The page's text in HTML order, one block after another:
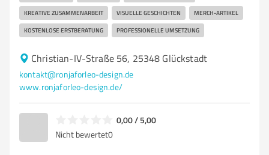
KREATIVE ZUSAMMENARBEIT VISUELLE GESCHICHTEN MERCH-ARTIKEL
KOSTENLOSE ERSTBERATUNG PROFESSIONELLE UMSETZUNG
Christian-IV-Straße 56, 25348 Glückstadt
kontakt@ronjaforleo-design.de
www.ronjaforleo-design.de/
0,00 / 5,00
Nicht bewertet0